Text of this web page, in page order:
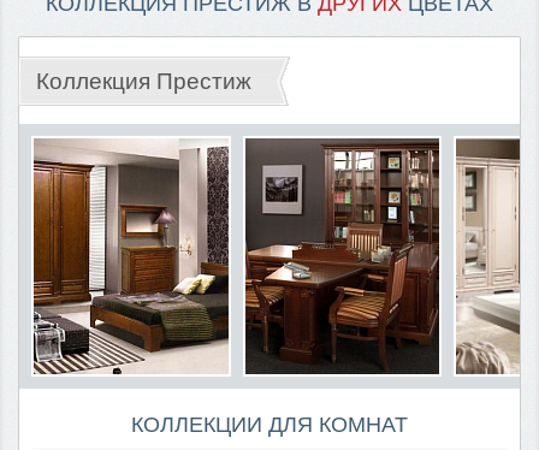
Коллекция Престиж
КОЛЛЕКЦИИ ДЛЯ КОМНАТ